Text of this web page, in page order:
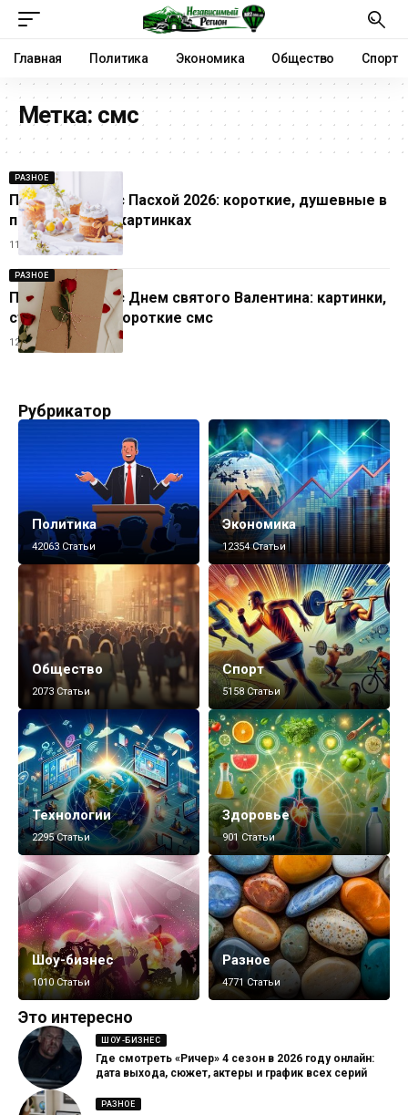
Главная Политика Экономика Общество Спорт
Метка: смс
РАЗНОЕ
Поздравления с Пасхой 2026: короткие, душевные в
прозе стихах и картинках
11.04.2026
РАЗНОЕ
Поздравления с Днем святого Валентина: картинки,
стихи, проза и короткие смс
12.02.2026
Рубрикатор
Политика
42063 Статьи
Экономика
12354 Статьи
Общество
2073 Статьи
Спорт
5158 Статьи
Технологии
2295 Статьи
Здоровье
901 Статьи
Шоу-бизнес
1010 Статьи
Разное
4771 Статьи
Это интересно
ШОУ-БИЗНЕС
Где смотреть «Ричер» 4 сезон в 2026 году онлайн:
дата выхода, сюжет, актеры и график всех серий
РАЗНОЕ